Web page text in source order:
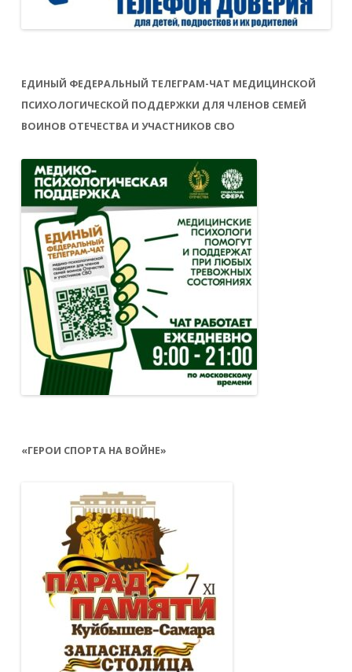
ЕДИНЫЙ ФЕДЕРАЛЬНЫЙ ТЕЛЕГРАМ-ЧАТ МЕДИЦИНСКОЙ
ПСИХОЛОГИЧЕСКОЙ ПОДДЕРЖКИ ДЛЯ ЧЛЕНОВ СЕМЕЙ
ВОИНОВ ОТЕЧЕСТВА И УЧАСТНИКОВ СВО
«ГЕРОИ СПОРТА НА ВОЙНЕ»